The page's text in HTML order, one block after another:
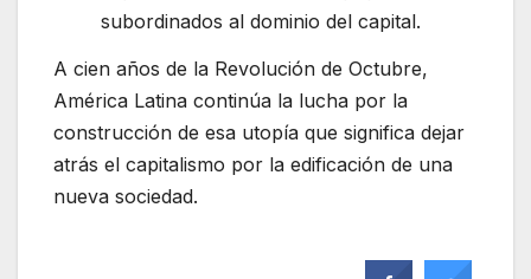
subordinados al dominio del capital.
A cien años de la Revolución de Octubre,
América Latina continúa la lucha por la
construcción de esa utopía que significa dejar
atrás el capitalismo por la edificación de una
nueva sociedad.